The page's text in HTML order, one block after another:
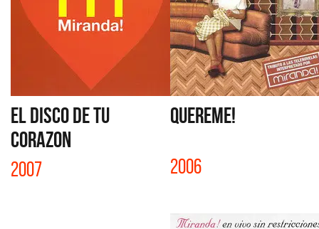
EL DISCO DE TU
CORAZON
2007
QUEREME!
2006